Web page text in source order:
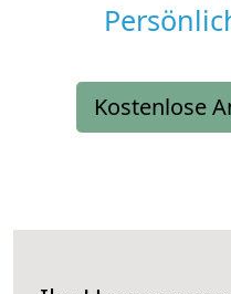
Kostenlose